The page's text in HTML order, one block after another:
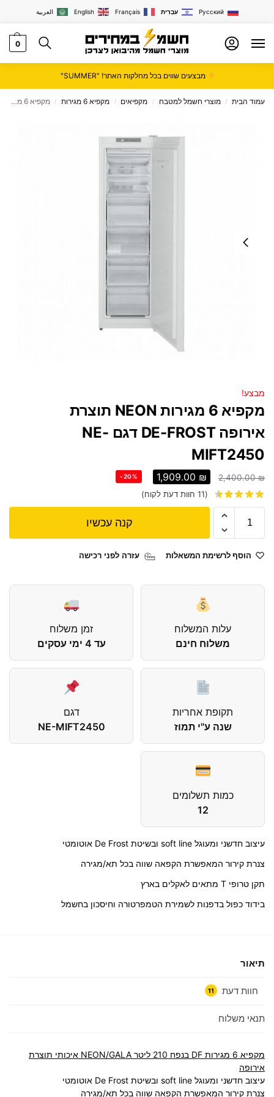
العربية English Français עִבְרִית Русский
0
מבצעים שווים בכל מחלקות האתר! "SUMMER"
עמוד הבית / מוצרי חשמל למטבח / מקפיאים / מקפיא 6 מגירות / מקפיא 6 מגירות NEON תוצרת אירופה DE-FROST דגם NE-MIFT2450
מבצע!
מקפיא 6 מגירות NEON תוצרת
אירופה DE-FROST דגם NE-
MIFT2450
2,400.00₪
1,909.00 ₪
-20%
(
11 חוות דעת לקוח)
קנה עכשיו
הוסף לרשימת המשאלות עזרה לפני רכישה
עלות המשלוח
משלוח חינם
זמן משלוח
עד 4 ימי עסקים
תקופת אחריות
שנה ע"י תמוז
דגם
NE-MIFT2450
כמות תשלומים
12
עיצוב חדשני ומעוגל soft line ובשיטת De Frost אוטומטי
צנרת קירור המאפשרת הקפאה שווה בכל תא/מגירה
תקן טרופי T מתאים לאקלים בארץ
בידוד כפול בדפנות לשמירת הטמפרטורה וחיסכון בחשמל
תיאור
חוות דעת 11
תנאי משלוח
מקפיא 6 מגירות DF בנפח 210 ליטר NEON/GALA איכותי תוצרת
אירופה
עיצוב חדשני ומעוגל soft line ובשיטת De Frost אוטומטי
צנרת קירור המאפשרת הקפאה שווה בכל תא/מגירה